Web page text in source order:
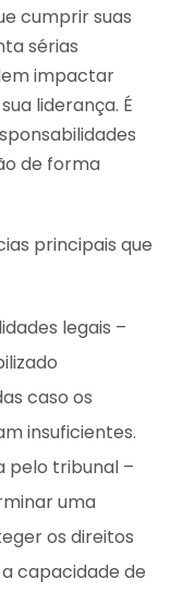
cumprir suas
sérias
impactar
liderança. É
de forma
principais que
legais –
caso os
insuficientes.
pelo tribunal –
uma
os direitos
capacidade de